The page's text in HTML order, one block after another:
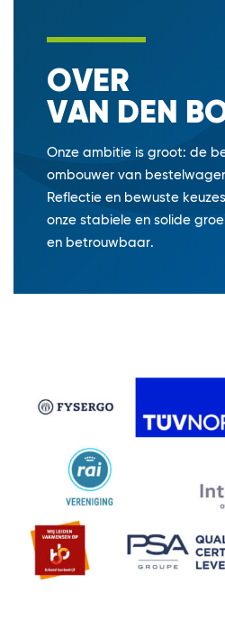
OVER
VAN DEN
Onze ambitie is groot: de
ombouwer van
Reflectie en bewuste
onze stabiele en solide
en betrouwbaar.